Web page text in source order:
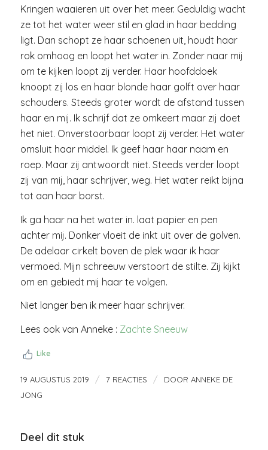
Kringen waaieren uit over het meer. Geduldig wacht
ze tot het water weer stil en glad in haar bedding
ligt. Dan schopt ze haar schoenen uit, houdt haar
rok omhoog en loopt het water in. Zonder naar mij
om te kijken loopt zij verder. Haar hoofddoek
knoopt zij los en haar blonde haar golft over haar
schouders. Steeds groter wordt de afstand tussen
haar en mij. Ik schrijf dat ze omkeert maar zij doet
het niet. Onverstoorbaar loopt zij verder. Het water
omsluit haar middel. Ik geef haar haar naam en
roep. Maar zij antwoordt niet. Steeds verder loopt
zij van mij, haar schrijver, weg. Het water reikt bijna
tot aan haar borst.
Ik ga haar na het water in. laat papier en pen
achter mij. Donker vloeit de inkt uit over de golven.
De adelaar cirkelt boven de plek waar ik haar
vermoed. Mijn schreeuw verstoort de stilte. Zij kijkt
om en gebiedt mij haar te volgen.
Niet langer ben ik meer haar schrijver.
Lees ook van Anneke : Zachte Sneeuw
Like
19 AUGUSTUS 2019 / 7 REACTIES / DOOR ANNEKE DE
JONG
Deel dit stuk